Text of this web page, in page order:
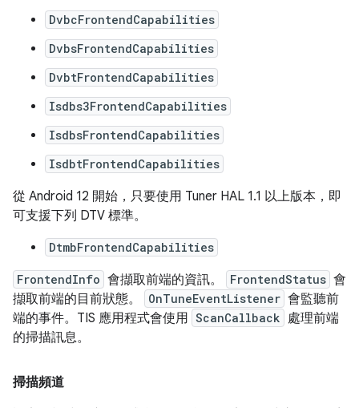
DvbcFrontendCapabilities
DvbsFrontendCapabilities
DvbtFrontendCapabilities
Isdbs3FrontendCapabilities
IsdbsFrontendCapabilities
IsdbtFrontendCapabilities
從 Android 12 開始，只要使用 Tuner HAL 1.1 以上版本，即
可支援下列 DTV 標準。
DtmbFrontendCapabilities
FrontendInfo 會擷取前端的資訊。 FrontendStatus 會
擷取前端的目前狀態。
OnTuneEventListener 會監聽前
端的事件。TIS 應用程式會使用 ScanCallback 處理前端
的掃描訊息。
掃描頻道